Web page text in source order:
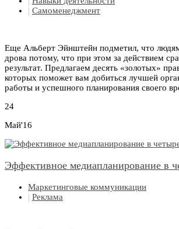
| Самоменеджмент
Еще Aльбeрт Эйнштейн подметил, что
дрова потому, что при этом за действием
результат. Предлагаем десять «золотых»
которых поможет вам добиться лучшей
работы и успешного планирования своего
24
Май'16
Эффективное медиапланирование в
Маркетинговые коммуникации
| Реклама